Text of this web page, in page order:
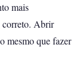
mais
correto. Abrir
mesmo que fazer